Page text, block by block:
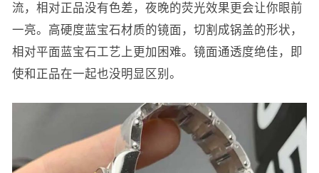
流，相对正品没有色差，夜晚的荧光效果更会让你眼前
一亮。高硬度蓝宝石材质的镜面，切割成锅盖的形状，
相对平面蓝宝石工艺上更加困难。镜面通透度绝佳，即
使和正品在一起也没明显区别。